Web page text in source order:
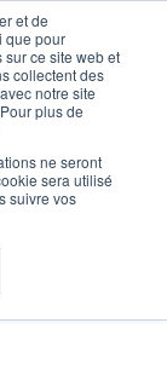
et de
que pour
ce site web et
collectent des
notre site
plus de
ne seront
sera utilisé
suivre vos